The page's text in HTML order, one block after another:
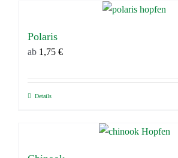
Polaris
ab 1,75 €
Dieses
Details